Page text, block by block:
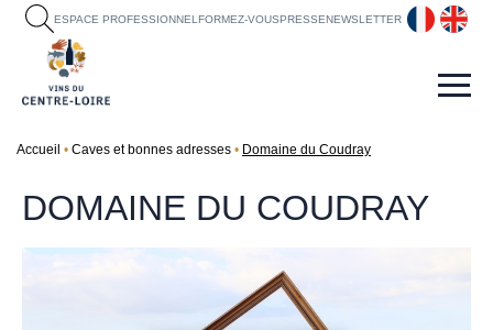
ESPACE PROFESSIONNEL FORMEZ-VOUSPRESSENEWSLETTER fr en
Accueil Caves et bonnes adresses Domaine du Coudray
DOMAINE DU COUDRAY